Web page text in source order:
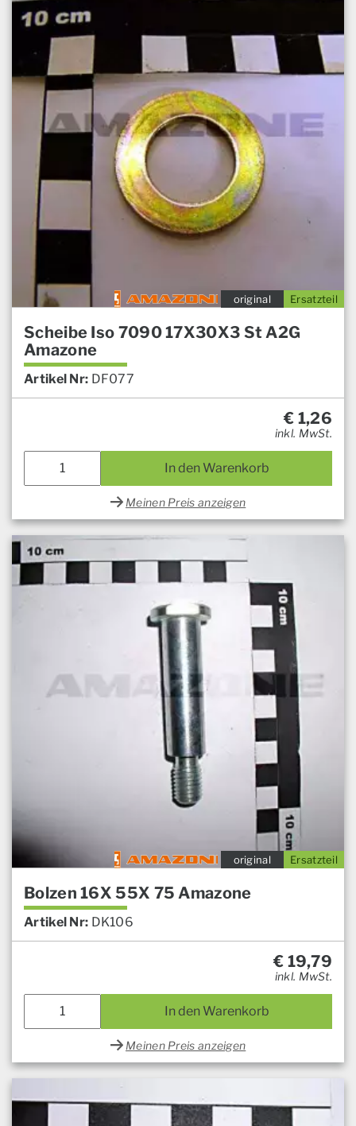
Ersatzteil
original
Scheibe Iso 7090 17X30X3 St A2G
Amazone
Artikel Nr: DF077
€ 1,26
inkl. MwSt.
In den Warenkorb
Meinen Preis anzeigen
Ersatzteil
original
Bolzen 16X 55X 75 Amazone
Artikel Nr: DK106
€ 19,79
inkl. MwSt.
In den Warenkorb
Meinen Preis anzeigen